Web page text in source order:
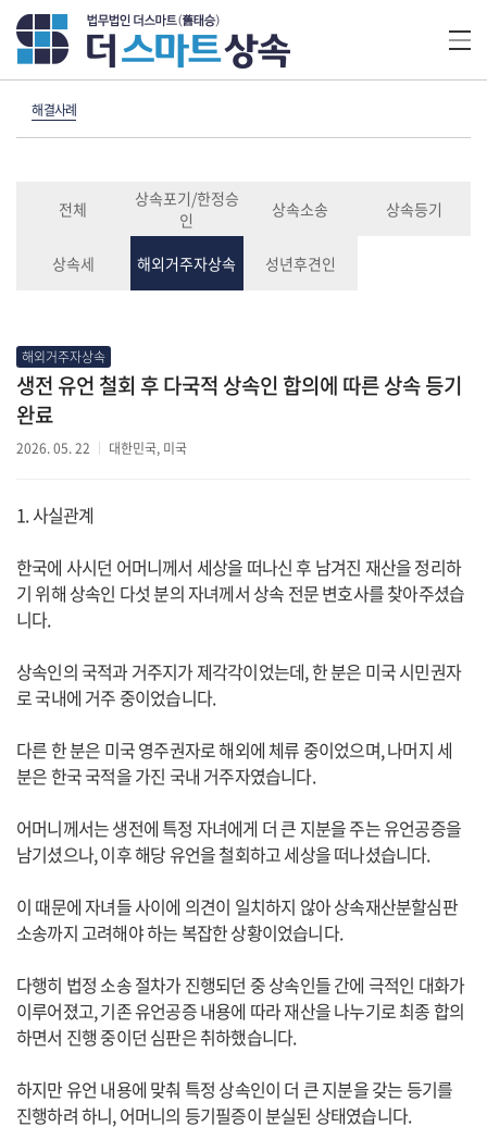
해결사례
전체
상속포기/한정승
인
상속소송 상속등기
상속세 해외거주자상속 성년후견인
해외거주자상속
생전 유언 철회 후 다국적 상속인 합의에 따른 상속 등기
완료
2026. 05. 22 대한민국, 미국
1. 사실관계
한국에 사시던 어머니께서 세상을 떠나신 후 남겨진 재산을 정리하
기 위해 상속인 다섯 분의 자녀께서 상속 전문 변호사를 찾아주셨습
니다.
상속인의 국적과 거주지가 제각각이었는데, 한 분은 미국 시민권자
로 국내에 거주 중이었습니다.
다른 한 분은 미국 영주권자로 해외에 체류 중이었으며, 나머지 세
분은 한국 국적을 가진 국내 거주자였습니다.
어머니께서는 생전에 특정 자녀에게 더 큰 지분을 주는 유언공증을
남기셨으나, 이후 해당 유언을 철회하고 세상을 떠나셨습니다.
이 때문에 자녀들 사이에 의견이 일치하지 않아 상속재산분할심판
소송까지 고려해야 하는 복잡한 상황이었습니다.
다행히 법정 소송 절차가 진행되던 중 상속인들 간에 극적인 대화가
이루어졌고, 기존 유언공증 내용에 따라 재산을 나누기로 최종 합의
하면서 진행 중이던 심판은 취하했습니다.
하지만 유언 내용에 맞춰 특정 상속인이 더 큰 지분을 갖는 등기를
진행하려 하니, 어머니의 등기필증이 분실된 상태였습니다.